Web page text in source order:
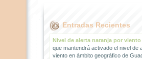
Entradas Recientes
Nivel de alerta naranja por viento
que mantendrá activado el nivel de
viento en ámbito geográfico de